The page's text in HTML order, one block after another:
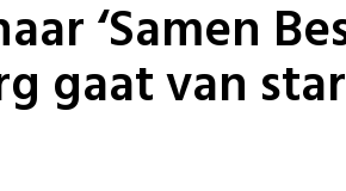
‘Samen
gaat van